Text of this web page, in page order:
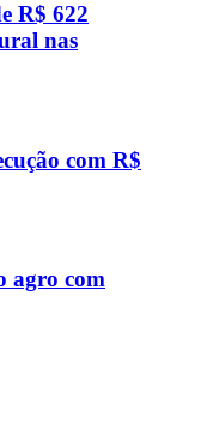
R$ 622
nas
com R$
agro com